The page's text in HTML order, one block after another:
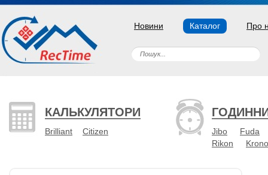
Новини Каталог Про
КАЛЬКУЛЯТОРИ
Brilliant Citizen Jibo
Fuda
Rikon